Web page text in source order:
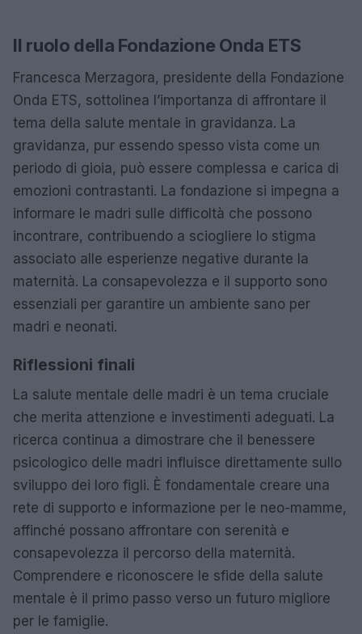
Il ruolo della Fondazione Onda ETS
Francesca Merzagora, presidente della Fondazione
Onda ETS, sottolinea l’importanza di affrontare il
tema della salute mentale in gravidanza. La
gravidanza, pur essendo spesso vista come un
periodo di gioia, può essere complessa e carica di
emozioni contrastanti. La fondazione si impegna a
informare le madri sulle difficoltà che possono
incontrare, contribuendo a sciogliere lo stigma
associato alle esperienze negative durante la
maternità. La consapevolezza e il supporto sono
essenziali per garantire un ambiente sano per
madri e neonati.
Riflessioni finali
La salute mentale delle madri è un tema cruciale
che merita attenzione e investimenti adeguati. La
ricerca continua a dimostrare che il benessere
psicologico delle madri influisce direttamente sullo
sviluppo dei loro figli. È fondamentale creare una
rete di supporto e informazione per le neo-mamme,
affinché possano affrontare con serenità e
consapevolezza il percorso della maternità.
Comprendere e riconoscere le sfide della salute
mentale è il primo passo verso un futuro migliore
per le famiglie.